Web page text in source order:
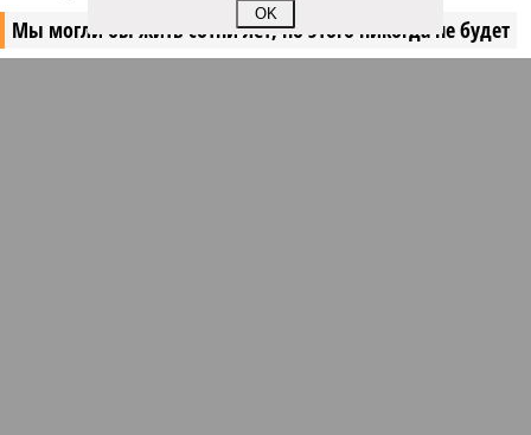
Мы могли бы жить сотни лет, но этого никогда не будет
OK